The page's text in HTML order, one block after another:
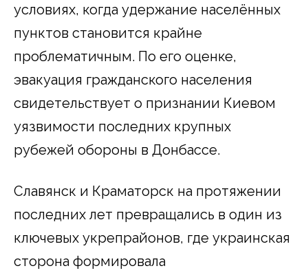
условиях, когда удержание населённых
пунктов становится крайне
проблематичным. По его оценке,
эвакуация гражданского населения
свидетельствует о признании Киевом
уязвимости последних крупных
рубежей обороны в Донбассе.
Славянск и Краматорск на протяжении
последних лет превращались в один из
ключевых укрепрайонов, где украинская
сторона формировала